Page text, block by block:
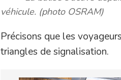
véhicule. (photo OSRAM)
Précisons que les
triangles de signalisation.